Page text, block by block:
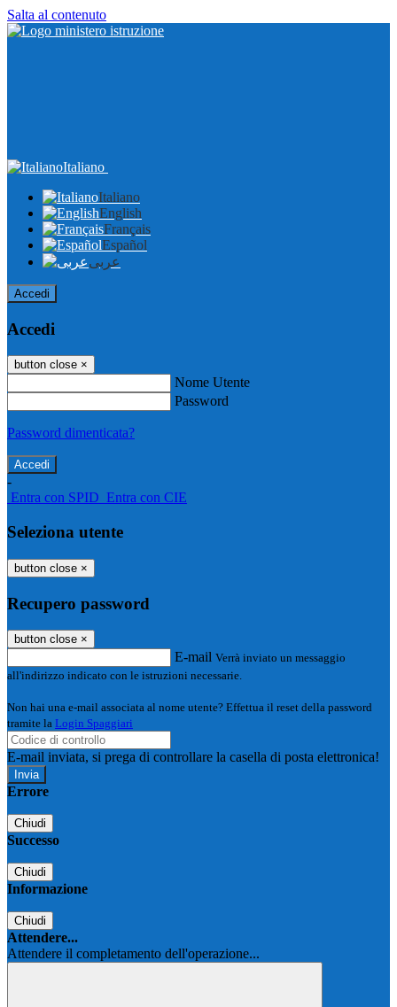
Salta al contenuto
Italiano
Italiano
English
Français
Español
عربى
Accedi
Accedi
button close ×
Nome Utente
Password
Password dimenticata?
-
Entra con SPID Entra con CIE
Seleziona utente
button close ×
Recupero password
button close ×
E-mail Verrà inviato un messaggio
all'indirizzo indicato con le istruzioni necessarie.
Non hai una e-mail associata al nome utente? Effettua il reset della password
tramite la Login Spaggiari
E-mail inviata, si prega di controllare la casella di posta elettronica!
Errore
Chiudi
Successo
Chiudi
Informazione
Chiudi
Attendere...
Attendere il completamento dell'operazione...